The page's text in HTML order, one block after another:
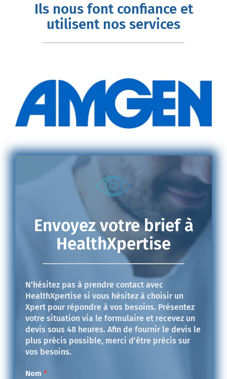
Ils nous font confiance et
utilisent nos services
Envoyez votre brief à
HealthXpertise
N’hésitez pas à prendre contact avec
HealthXpertise si vous hésitez à choisir un
Xpert pour répondre à vos besoins. Présentez
votre situation via le formulaire et recevez un
devis sous 48 heures. Afin de fournir le devis le
plus précis possible, merci d’être précis sur
vos besoins.
Contact
Nom *